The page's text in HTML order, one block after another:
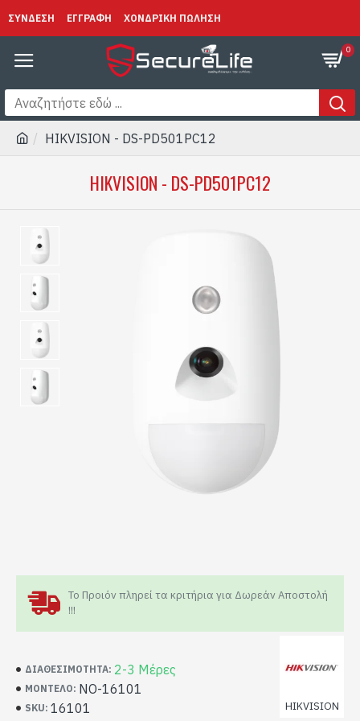
ΣΥΝΔΕΣΗ ΕΓΓΡΑΦΗ ΧΟΝΔΡΙΚΗ ΠΩΛΗΣΗ
0
HIKVISION - DS-PD501PC12
HIKVISION - DS-PD501PC12
Το Προιόν πληρεί τα κριτήρια για Δωρεάν Αποστολή
!!!
ΔΙΑΘΕΣΙΜΌΤΗΤΑ: 2-3 Μέρες
ΜΟΝΤΈΛΟ: NO-16101
SKU: 16101 HIKVISION